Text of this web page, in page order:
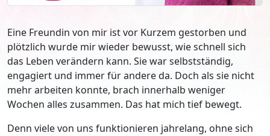
Eine Freundin von mir ist vor Kurzem gestorben und
plötzlich wurde mir wieder bewusst, wie schnell sich
das Leben verändern kann. Sie war selbstständig,
engagiert und immer für andere da. Doch als sie nicht
mehr arbeiten konnte, brach innerhalb weniger
Wochen alles zusammen. Das hat mich tief bewegt.
Denn viele von uns funktionieren jahrelang, ohne sich